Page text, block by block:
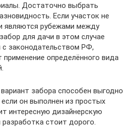
Достаточно выбрать
Если участок не
являются рубежами между
для дачи в этом случае
законодательством РФ,
применение определённого вида
забора способен выгодно
он выполнен из простых
интересную дизайнерскую
стоит дорого.